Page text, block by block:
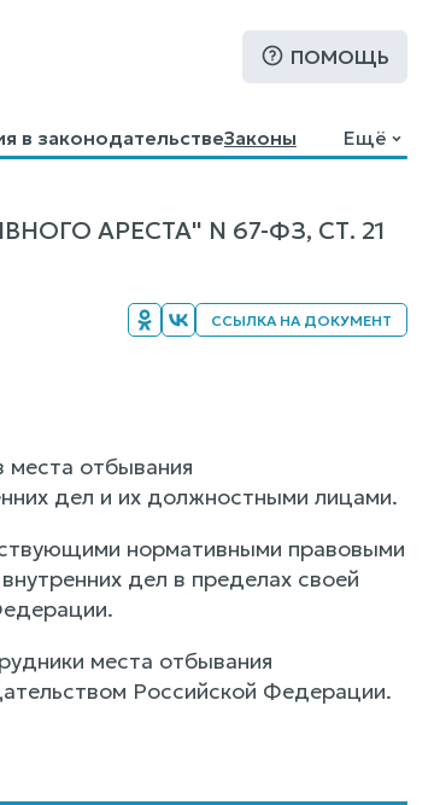
ПОМОЩЬ
в законодательствеЗаконы
Ещё
АРЕСТА" N 67-ФЗ, СТ. 21
ССЫЛКА НА ДОКУМЕНТ
места отбывания
дел и их должностными лицами.
нормативными правовыми
дел в пределах своей
места отбывания
Российской Федерации.